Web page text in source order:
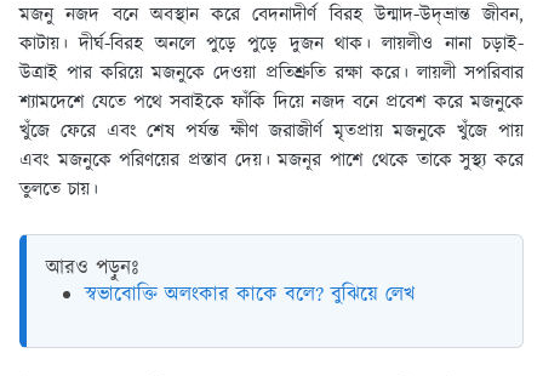
মজনু নজদ বনে অবস্থান করে বেদনাদীর্ণ বিরহ উন্মাদ-উদ্‌ভ্রান্ত জীবন,
কাটায়। দীর্ঘ-বিরহ অনলে পুড়ে পুড়ে দুজন থাক। লায়লীও নানা চড়াই-
উত্রাই পার করিয়ে মজনুকে দেওয়া প্রতিশ্রুতি রক্ষা করে। লায়লী সপরিবার
শ্যামদেশে যেতে পথে সবাইকে ফাঁকি দিয়ে নজদ বনে প্রবেশ করে মজনুকে
খুঁজে ফেরে এবং শেষ পর্যন্ত ক্ষীণ জরাজীর্ণ মৃতপ্রায় মজনুকে খুঁজে পায়
এবং মজনুকে পরিণয়ের প্রস্তাব দেয়। মজনুর পাশে থেকে তাকে সুস্থ্য করে
তুলতে চায়।
আরও পড়ুনঃ
স্বভাবোক্তি অলংকার কাকে বলে? বুঝিয়ে লেখ